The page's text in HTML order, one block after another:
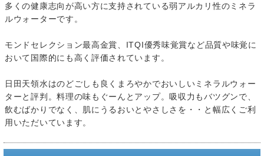
多くの健康志向が高い方に支持されている弱アルカリ性のミネラ
ルウォーターです。
モンドセレクション最高金賞、ITQI優秀味覚賞など品質や味覚に
おいて国際的にも高く評価されています。
日田天領水はのどごしも良くまろやかでおいしいミネラルウォー
ターと評判。料理の味もぐーんとアップ。吸収力もバツグンで、
飲むばかりでなく、肌にうるおいとやさしさを・・と幅広くご利
用いただいています。